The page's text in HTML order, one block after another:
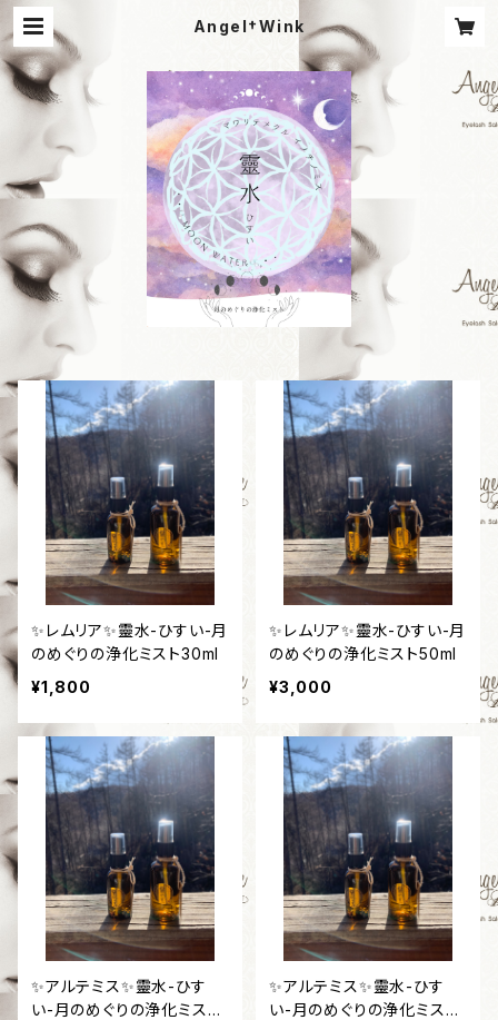
Angel†Wink
✨レムリア✨靈水-ひすい-月
のめぐりの浄化ミスト30ml
¥1,800
✨レムリア✨靈水-ひすい-月
のめぐりの浄化ミスト50ml
¥3,000
✨アルテミス✨靈水-ひす
い-月のめぐりの浄化ミスト
✨アルテミス✨靈水-ひす
い-月のめぐりの浄化ミスト